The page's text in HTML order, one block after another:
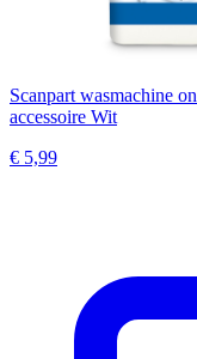
Scanpart wasmachine
accessoire Wit
€ 5,99